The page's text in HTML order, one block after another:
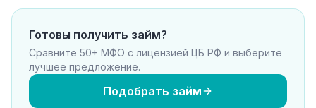
Готовы получить займ?
Сравните 50+ МФО с лицензией ЦБ РФ и выберите
лучшее предложение.
Подобрать займ